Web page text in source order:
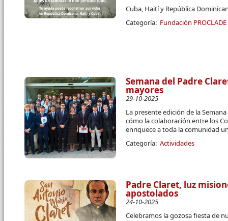
Cuba, Haití y República
Categoría: Fundación PROCLADE
Semana del Padre
mayores
29-10-2025
La presente edición de la
cómo la colaboración entre los
enriquece a toda la comunidad
Categoría: Actividades
Padre Claret, luz
apostolados
24-10-2025
Celebramos la gozosa fiesta de